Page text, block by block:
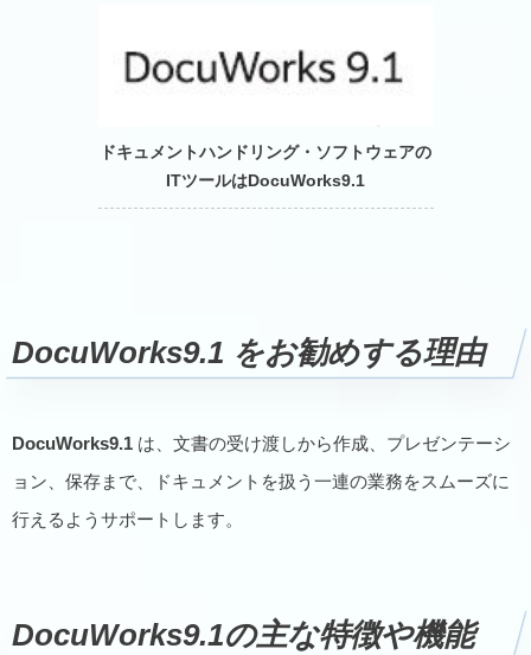
ドキュメントハンドリング・ソフトウェアの
ITツールはDocuWorks9.1
DocuWorks9.1 をお勧めする理由
DocuWorks9.1 は、文書の受け渡しから作成、プレゼンテーシ
ョン、保存まで、ドキュメントを扱う一連の業務をスムーズに
行えるようサポートします。
DocuWorks9.1の主な特徴や機能